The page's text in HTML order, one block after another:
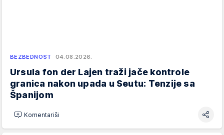
BEZBEDNOST 04.08.2026.
Ursula fon der Lajen traži jače kontrole
granica nakon upada u Seutu: Tenzije sa
Španijom
Komentariši